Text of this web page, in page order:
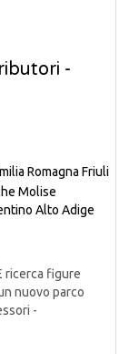
-
Romagna Friuli
Molise
Alto Adige
ricerca figure
nuovo parco
-